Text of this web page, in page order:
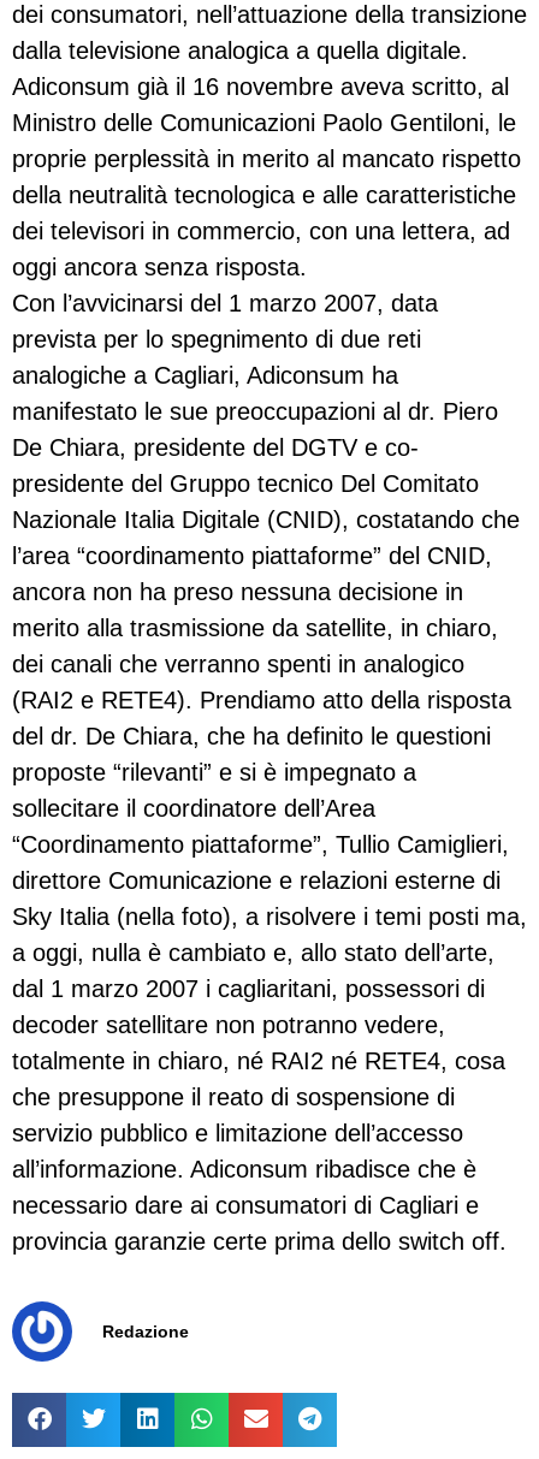
dei consumatori, nell’attuazione della transizione
dalla televisione analogica a quella digitale.
Adiconsum già il 16 novembre aveva scritto, al
Ministro delle Comunicazioni Paolo Gentiloni, le
proprie perplessità in merito al mancato rispetto
della neutralità tecnologica e alle caratteristiche
dei televisori in commercio, con una lettera, ad
oggi ancora senza risposta.
Con l’avvicinarsi del 1 marzo 2007, data
prevista per lo spegnimento di due reti
analogiche a Cagliari, Adiconsum ha
manifestato le sue preoccupazioni al dr. Piero
De Chiara, presidente del DGTV e co-
presidente del Gruppo tecnico Del Comitato
Nazionale Italia Digitale (CNID), costatando che
l’area “coordinamento piattaforme” del CNID,
ancora non ha preso nessuna decisione in
merito alla trasmissione da satellite, in chiaro,
dei canali che verranno spenti in analogico
(RAI2 e RETE4). Prendiamo atto della risposta
del dr. De Chiara, che ha definito le questioni
proposte “rilevanti” e si è impegnato a
sollecitare il coordinatore dell’Area
“Coordinamento piattaforme”, Tullio Camiglieri,
direttore Comunicazione e relazioni esterne di
Sky Italia (nella foto), a risolvere i temi posti ma,
a oggi, nulla è cambiato e, allo stato dell’arte,
dal 1 marzo 2007 i cagliaritani, possessori di
decoder satellitare non potranno vedere,
totalmente in chiaro, né RAI2 né RETE4, cosa
che presuppone il reato di sospensione di
servizio pubblico e limitazione dell’accesso
all’informazione. Adiconsum ribadisce che è
necessario dare ai consumatori di Cagliari e
provincia garanzie certe prima dello switch off.
Redazione